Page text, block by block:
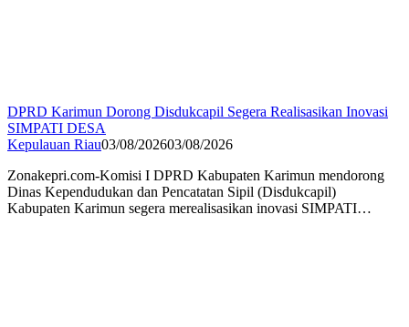
DPRD Karimun Dorong Disdukcapil Segera Realisasikan Inovasi
SIMPATI DESA
Kepulauan Riau03/08/202603/08/2026
Zonakepri.com-Komisi I DPRD Kabupaten Karimun mendorong
Dinas Kependudukan dan Pencatatan Sipil (Disdukcapil)
Kabupaten Karimun segera merealisasikan inovasi SIMPATI…